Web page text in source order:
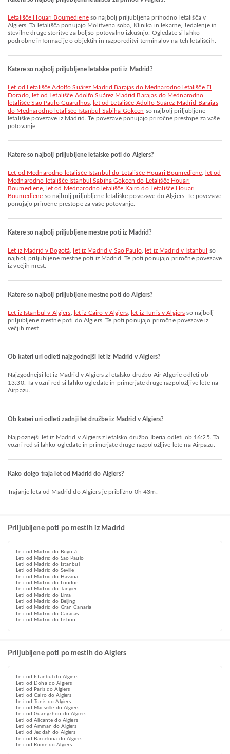
Letališče Houari Boumedieneso najbolj priljubljena prihodno letališča v
Algiers. Ta letališča ponujajo Molitvena soba, Klinika in lekarne, Jedalenje in
številne druge storitve za boljšo potovalno izkušnjo. Ogledate si lahko
podrobne informacije o objektih in razporeditvi terminalov na teh letališčih.
Katere so najbolj priljubljene letalske poti iz Madrid?
let od Letališče Adolfo Suárez Madrid Barajas do Mednarodno letališče El
Dorado,
let od Letališče Adolfo Suárez Madrid Barajas do Mednarodno
letališče São Paulo Guarulhos
let od Letališče Adolfo Suárez Madrid Barajas
do Mednarodno letališče Istanbul Sabiha Gokcen so najbolj priljubljene
letališke povezave iz Madrid. Te povezave ponujajo priročne prestope za vaše
potovanje.
Katere so najbolj priljubljene letalske poti do Algiers?
let od Mednarodno letališče Istanbul do Letališče Houari Boumediene
let od
Mednarodno letališče Istanbul Sabiha Gokcen do Letališče Houari
Boumediene
let od Mednarodno letališče Kairo do Letališče Houari
Boumediene so najbolj priljubljene letališke povezave do Algiers. Te povezave
ponujajo priročne prestope za vaše potovanje.
Katere so najbolj priljubljene mestne poti iz Madrid?
let iz Madrid v Bogotá let iz Madrid v Sao Paulo, let iz Madrid v Istanbul
so
najbolj priljubljene mestne poti iz Madrid. Te poti ponujajo priročne povezave
iz večjih mest.
Katere so najbolj priljubljene mestne poti do Algiers?
let iz Istanbul v Algiers let iz Cairo v Algiers, let iz Tunis v Algiers so najbolj
priljubljene mestne poti do Algiers. Te poti ponujajo priročne povezave iz
večjih mest.
Ob kateri uri odleti najzgodnejši let iz Madrid v Algiers?
Najzgodnejši let iz Madrid v Algiers z letalsko družbo Air Algerie odleti ob
13:30. Ta vozni red si lahko ogledate in primerjate druge razpoložljive lete na
Airpazu.
Ob kateri uri odleti zadnji let družbe iz Madrid v Algiers?
Najpoznejši let iz Madrid v Algiers z letalsko družbo Iberia odleti ob 16:25. Ta
vozni red si lahko ogledate in primerjate druge razpoložljive lete na Airpazu.
Kako dolgo traja let od Madrid do Algiers?
Trajanje leta od Madrid do Algiers je približno 0h 43m.
Priljubljene poti po mestih iz Madrid
Leti od Madrid do Bogotá
Leti od Madrid do Sao Paulo
Leti od Madrid do Istanbul
Leti od Madrid do Seville
Leti od Madrid do Havana
Leti od Madrid do London
Leti od Madrid do Tangier
Leti od Madrid do Lima
Leti od Madrid do Beijing
Leti od Madrid do Gran Canaria
Leti od Madrid do Caracas
Leti od Madrid do Lisbon
Priljubljene poti po mestih do Algiers
Leti od Istanbul do Algiers
Leti od Doha do Algiers
Leti od Paris do Algiers
Leti od Cairo do Algiers
Leti od Tunis do Algiers
Leti od Marseille do Algiers
Leti od Guangzhou do Algiers
Leti od Alicante do Algiers
Leti od Amman do Algiers
Leti od Jeddah do Algiers
Leti od Barcelona do Algiers
Leti od Rome do Algiers